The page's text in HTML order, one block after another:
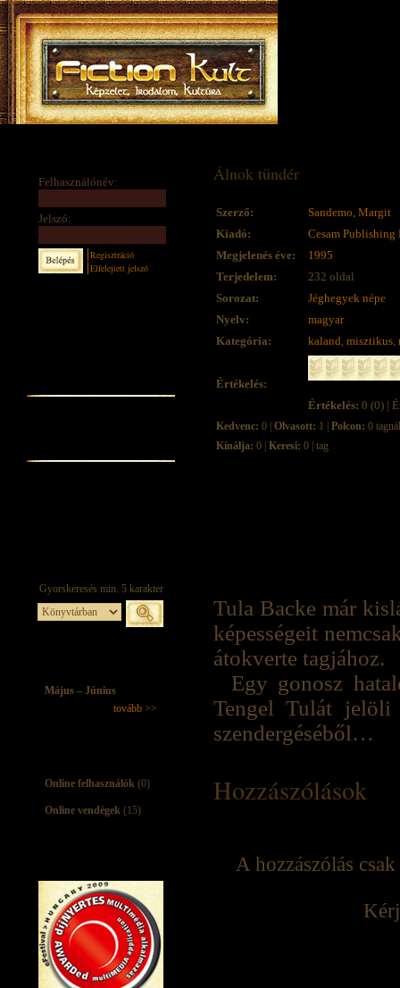
Felhasználónév:
Jelszó:
Regisztráció
Elfelejtett jelszó
Május – Június
tovább >>
Online felhasználók (0)
Online vendégek (15)
Álnok tündér
Szerző:
Sandemo, Margit
Kiadó:
Cesam Publishing
Megjelenés éve:
1995
Terjedelem:
232 oldal
Sorozat:
Jéghegyek népe
Nyelv:
magyar
Kategória:
kaland, misztikus,
Értékelés:
Értékelés: 0 (0) |
Kedvenc: 0 | Olvasott: 1 | Polcon: 0 tagnál
Kínálja: 0 | Keresi: 0 | tag
Tula Backe már
képességeit
átokverte tagjához.
Egy gonosz
Tengel Tulát jelöli
szendergéséből…
Hozzászólások
A hozzászólás